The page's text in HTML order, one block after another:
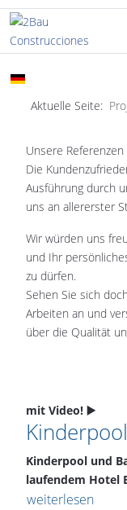
Aktuelle Seite:
Sprache auswählen
Unsere
Die
Ausführung durch
uns an allererster
Wir würden uns
und Ihr
zu dürfen.
Sehen Sie sich
Arbeiten an und
über die Qualität
mit Video! ▶️
Kinderpool und
laufendem Hotel
weiterlesen